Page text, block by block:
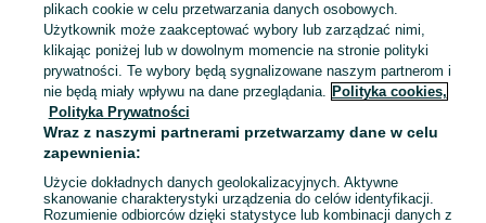
Sprzedaż siatek i paneli ogrodzeniowych Grudziądz ▶️ Szeroki wybór produktów ✅ Nowe i używane w atrakcyjnych cenach ✌ Sprawdź oferty na OLX.pl! Zobacz
Mapa kategorii
Mapa miejscowości
Mapa ministron
Popularne wyszukiwania
plikach cookie w celu przetwarzania danych osobowych.
Użytkownik może zaakceptować wybory lub zarządzać nimi,
klikając poniżej lub w dowolnym momencie na stronie polityki
prywatności. Te wybory będą sygnalizowane naszym partnerom i
nie będą miały wpływu na dane przeglądania. Polityka cookies,
Polityka Prywatności
Wraz z naszymi partnerami przetwarzamy dane w celu
zapewnienia:
Użycie dokładnych danych geolokalizacyjnych. Aktywne
skanowanie charakterystyki urządzenia do celów identyfikacji.
Rozumienie odbiorców dzięki statystyce lub kombinacji danych z